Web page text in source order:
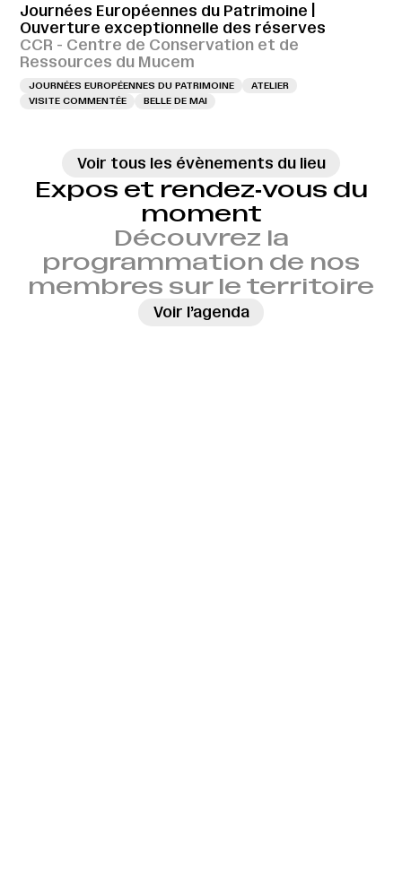
Journées Européennes du Patrimoine |
Ouverture exceptionnelle des réserves
CCR - Centre de Conservation et de
Ressources du Mucem
JOURNÉES EUROPÉENNES DU PATRIMOINE
ATELIER
VISITE COMMENTÉE
BELLE DE MAI
Voir tous les évènements du lieu
Expos et rendez‑vous du
moment
Découvrez la
programmation de nos
membres sur le territoire
Voir l’agenda